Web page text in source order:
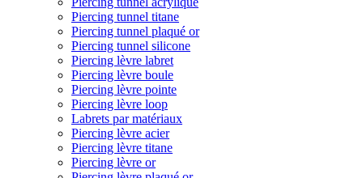
Piercing tunnel titane
Piercing tunnel plaqué or
Piercing tunnel silicone
Piercing lèvre labret
Piercing lèvre boule
Piercing lèvre pointe
Piercing lèvre loop
Labrets par matériaux
Piercing lèvre acier
Piercing lèvre titane
Piercing lèvre or